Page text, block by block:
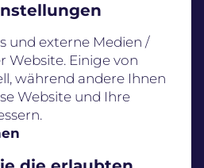
und externe Medien /
Website. Einige von
während andere Ihnen
Website und Ihre